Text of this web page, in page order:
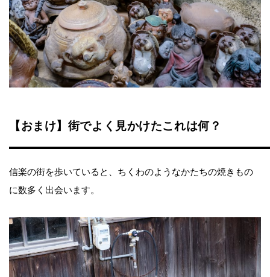
【おまけ】街でよく見かけたこれは何？
信楽の街を歩いていると、ちくわのようなかたちの焼きもの
に数多く出会います。